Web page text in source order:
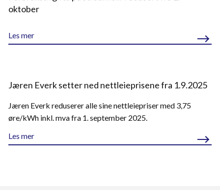
oktober
Les mer
Jæren Everk setter ned nettleieprisene fra 1.9.2025
Jæren Everk reduserer alle sine nettleiepriser med 3,75
øre/kWh inkl. mva fra 1. september 2025.
Les mer